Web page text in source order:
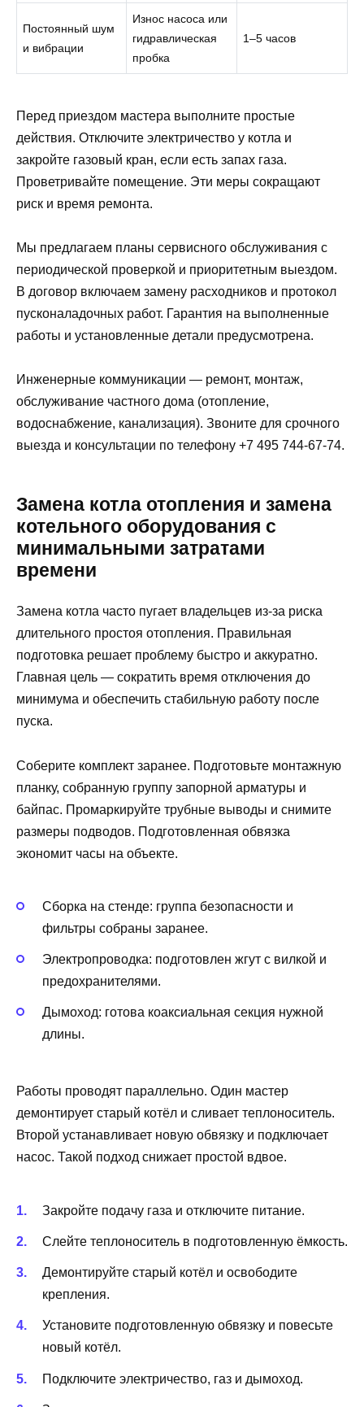
Постоянный шум
и вибрации
Износ насоса или
гидравлическая
пробка
1–5 часов
Перед приездом мастера выполните простые
действия. Отключите электричество у котла и
закройте газовый кран, если есть запах газа.
Проветривайте помещение. Эти меры сокращают
риск и время ремонта.
Мы предлагаем планы сервисного обслуживания с
периодической проверкой и приоритетным выездом.
В договор включаем замену расходников и протокол
пусконаладочных работ. Гарантия на выполненные
работы и установленные детали предусмотрена.
Инженерные коммуникации — ремонт, монтаж,
обслуживание частного дома (отопление,
водоснабжение, канализация). Звоните для срочного
выезда и консультации по телефону +7 495 744-67-74.
Замена котла отопления и замена
котельного оборудования с
минимальными затратами
времени
Замена котла часто пугает владельцев из‑за риска
длительного простоя отопления. Правильная
подготовка решает проблему быстро и аккуратно.
Главная цель — сократить время отключения до
минимума и обеспечить стабильную работу после
пуска.
Соберите комплект заранее. Подготовьте монтажную
планку, собранную группу запорной арматуры и
байпас. Промаркируйте трубные выводы и снимите
размеры подводов. Подготовленная обвязка
экономит часы на объекте.
Сборка на стенде: группа безопасности и
фильтры собраны заранее.
Электропроводка: подготовлен жгут с вилкой и
предохранителями.
Дымоход: готова коаксиальная секция нужной
длины.
Работы проводят параллельно. Один мастер
демонтирует старый котёл и сливает теплоноситель.
Второй устанавливает новую обвязку и подключает
насос. Такой подход снижает простой вдвое.
Закройте подачу газа и отключите питание.
Слейте теплоноситель в подготовленную ёмкость.
Демонтируйте старый котёл и освободите
крепления.
Установите подготовленную обвязку и повесьте
новый котёл.
Подключите электричество, газ и дымоход.